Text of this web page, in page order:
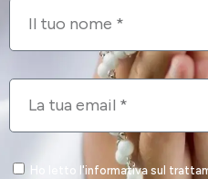
Ho letto l'informativa sul